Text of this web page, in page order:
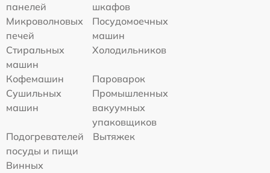
панелей
шкафов
Микроволновых
печей
Посудомоечных
машин
Стиральных
машин
Холодильников
Кофемашин
Пароварок
Сушильных
машин
Промышленных
вакуумных
упаковщиков
Подогревателей
посуды и пищи
Вытяжек
Винных